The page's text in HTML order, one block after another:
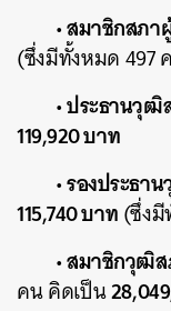
• สมาชิกสภ
(ซึ่งมีทั้งหมด 497
• ประธานวุ
119,920 บาท
• รองประธา
115,740 บาท(ซึ่ง
• สมาชิกวุฒิ
คน คิดเป็น